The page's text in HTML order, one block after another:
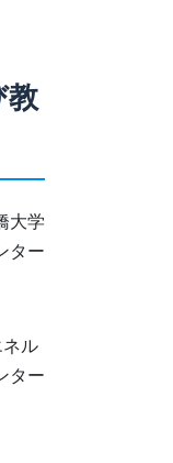
教
大学
ター
ル
ター